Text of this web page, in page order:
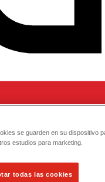
se guarden en su dispositivo
estudios para marketing.
todas las cookies